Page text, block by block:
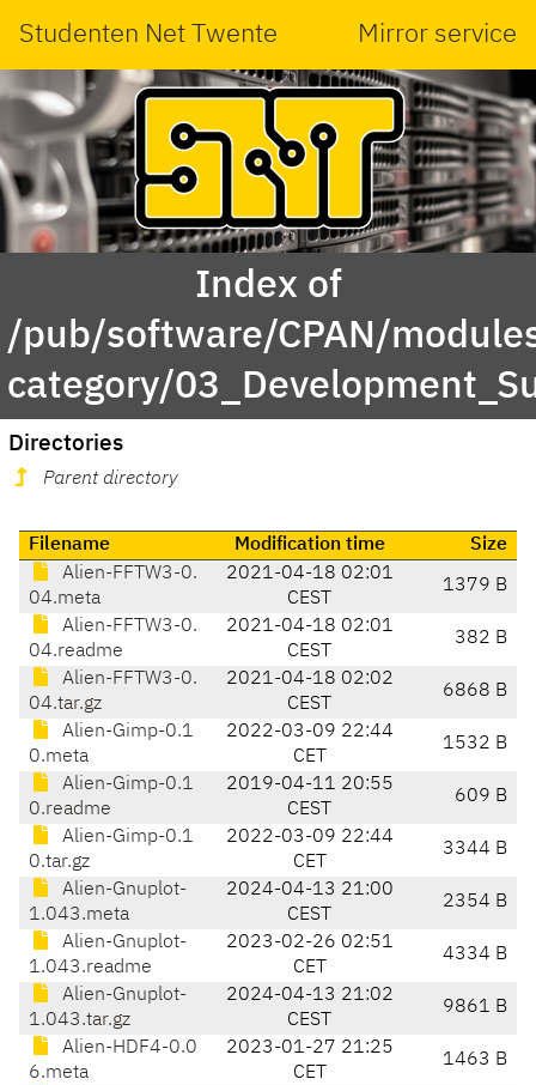
Studenten Net Twente Mirror service
Index of
/pub/software/CPAN/
category/
Directories
Parent directory
Filename Modification time
Size
Alien-FFTW3-0.
04.meta
2021-04-18 02:01
CEST
1379 B
Alien-FFTW3-0.
04.readme
2021-04-18 02:01
CEST
382 B
Alien-FFTW3-0.
04.tar.gz
2021-04-18 02:02
CEST
6868 B
Alien-Gimp-0.1
0.meta
2022-03-09 22:44
CET
1532 B
Alien-Gimp-0.1
0.readme
2019-04-11 20:55
CEST
609 B
Alien-Gimp-0.1
0.tar.gz
2022-03-09 22:44
CET
3344 B
Alien-Gnuplot-
1.043.meta
2024-04-13 21:00
CEST
2354 B
Alien-Gnuplot-
1.043.readme
2023-02-26 02:51
CET
4334 B
Alien-Gnuplot-
1.043.tar.gz
2024-04-13 21:02
CEST
9861 B
Alien-HDF4-0.0
6.meta
2023-01-27 21:25
CET
1463 B